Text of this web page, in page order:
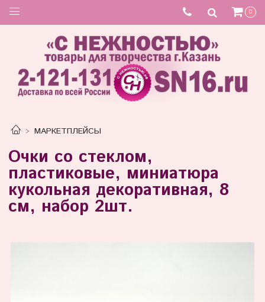
0
МАРКЕТПЛЕЙСЫ
Очки со стеклом,
пластиковые, миниатюра
кукольная декоративная, 8
см, набор 2шт.